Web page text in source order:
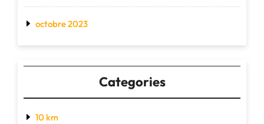
octobre 2023
Categories
10 km